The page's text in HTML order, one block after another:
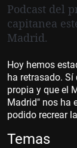
Podcast del
capitanea
Madrid.
Hoy hemos
ha retrasado.
propia y que el
Madrid" nos ha
podido recrear
Temas